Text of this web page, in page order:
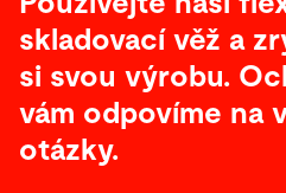
skladovací věž a
si svou výrobu.
vám odpovíme na
otázky.